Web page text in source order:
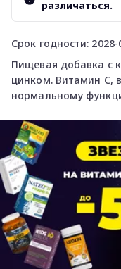
Срок годности: 2028-
Пищевая добавка с
цинком. Витамин С,
нормальному
различаться.